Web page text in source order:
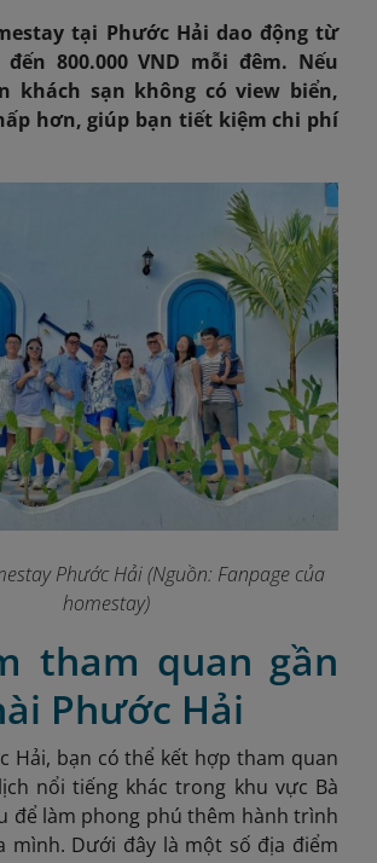
tại Phước Hải dao động từ
đến 800.000 VND mỗi đêm. Nếu
khách sạn không có view biển,
hơn, giúp bạn tiết kiệm chi phí
Phước Hải (Nguồn: Fanpage của
homestay)
tham quan gần
Phước Hải
Hải, bạn có thể kết hợp tham quan
nổi tiếng khác trong khu vực Bà
để làm phong phú thêm hành trình
mình. Dưới đây là một số địa điểm